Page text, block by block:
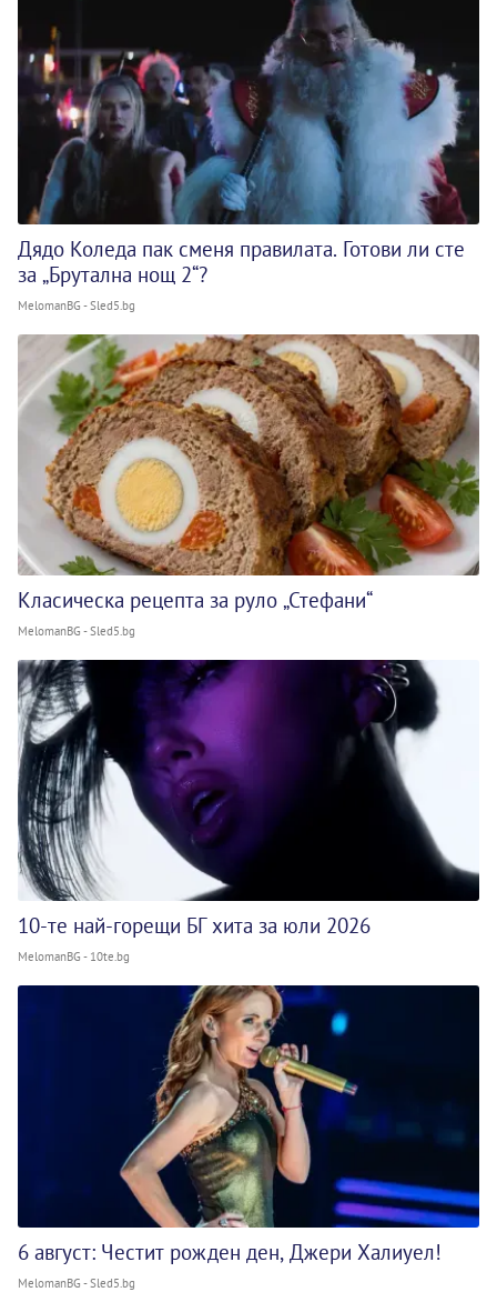
Дядо Коледа пак сменя правилата. Готови ли сте
за „Брутална нощ 2“?
MelomanBG - Sled5.bg
Класическа рецепта за руло „Стефани“
MelomanBG - Sled5.bg
10-те най-горещи БГ хита за юли 2026
MelomanBG - 10te.bg
6 август: Честит рожден ден, Джери Халиуел!
MelomanBG - Sled5.bg